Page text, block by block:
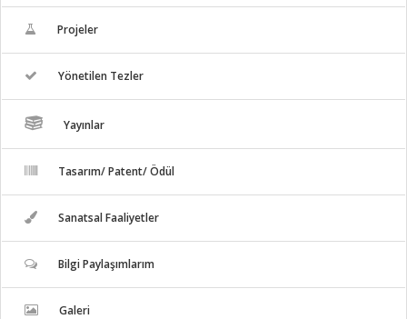
Projeler
Yönetilen Tezler
Yayınlar
Tasarım/ Patent/ Ödül
Sanatsal Faaliyetler
Bilgi Paylaşımlarım
Galeri